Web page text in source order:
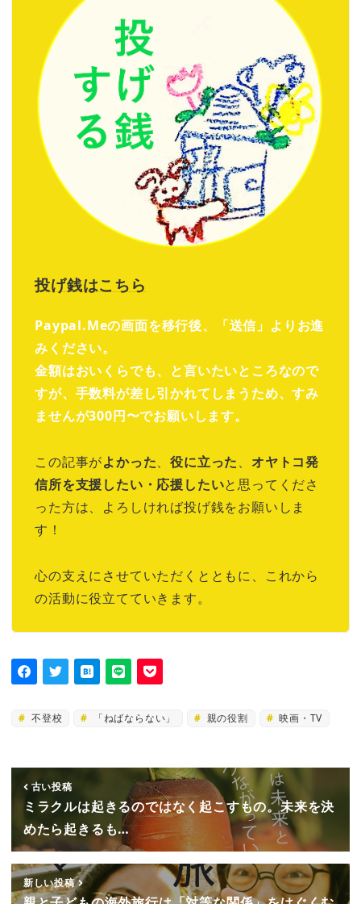
投げ銭はこちら
Paypal.Meの画面を移行後、「送信」よりお進
みください。
金額はおいくらでも、と言いたいところなので
すが、手数料が差し引かれてしまうため、すみ
ませんが300円〜でお願いします。
この記事がよかった、役に立った、 オヤトコ発
信所を支援したい・応援したいと思ってくださ
った方は、よろしければ投げ銭をお願いしま
す！
心の支えにさせていただくとともに、これから
の活動に役立てていきます。
不登校 「ねばならない」 親の役割 映画・TV
古い投稿
ミラクルは起きるのではなく起こすもの。未来を決
めたら起きるも…
新しい投稿